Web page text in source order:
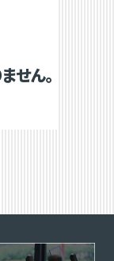
せん。